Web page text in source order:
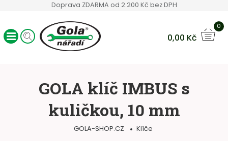
Doprava ZDARMA od 2.200 Kč bez DPH
0,00 Kč
0
Ruční nářadí
Hlavice a bity
Klíče
Servisní vozíky
GOLA klíč IMBUS s
kuličkou, 10 mm
GOLA-SHOP.CZ Klíče